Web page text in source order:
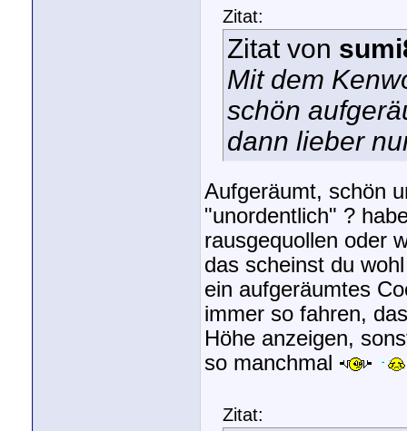
Zitat:
Zitat von
Mit dem
schön
dann lieber
Aufgeräumt, schön
"unordentlich" ?
rausgequollen oder
das scheinst du
ein aufgeräumtes
immer so fahren,
Höhe anzeigen,
so manchmal
Zitat: